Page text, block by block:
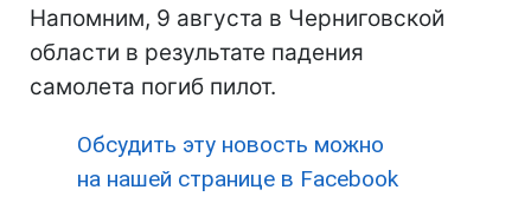
Напомним, 9 августа в Черниговской
области в результате падения
самолета погиб пилот.
Обсудить эту новость можно
на нашей странице в Facebook